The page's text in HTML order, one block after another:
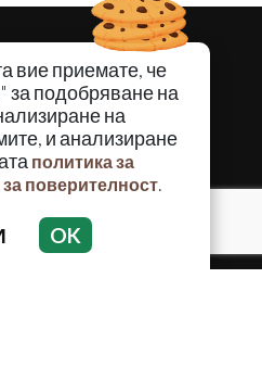
вие приемате, че
" за подобряване на
на
и анализиране
политика за
поверителност.
OK